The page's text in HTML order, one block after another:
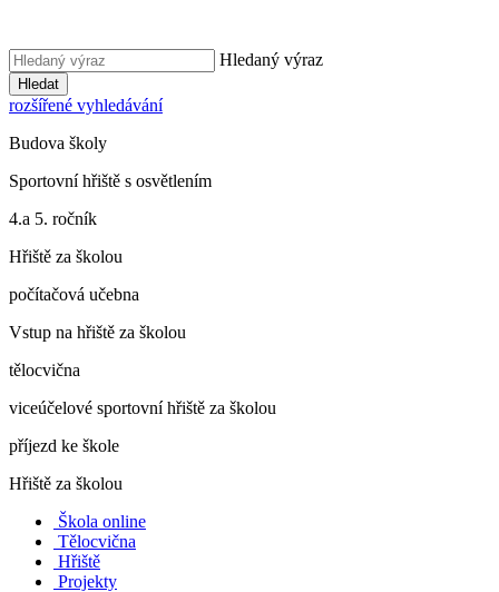
Hledaný výraz
Hledat
rozšířené vyhledávání
Budova školy
Sportovní hřiště s osvětlením
4.a 5. ročník
Hřiště za školou
počítačová učebna
Vstup na hřiště za školou
tělocvična
viceúčelové sportovní hřiště za školou
příjezd ke škole
Hřiště za školou
Škola online
Tělocvična
Hřiště
Projekty